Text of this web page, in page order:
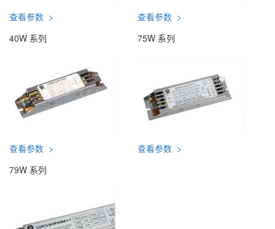
查看参数 >
查看参数 >
40W 系列
查看参数 >
75W 系列
查看参数 >
79W 系列